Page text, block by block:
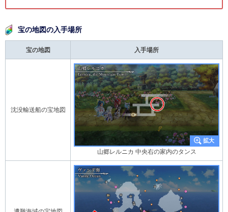
宝の地図の入手場所
宝の地図 入手場所
沈没輸送船の宝地図
山郷レルニカ 中央右の家内のタンス